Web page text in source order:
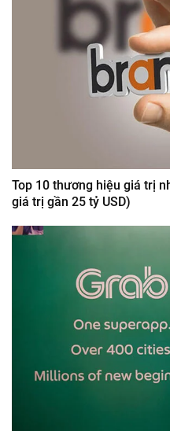
Top 10 thương hiệu giá trị
giá trị gần 25 tỷ USD)